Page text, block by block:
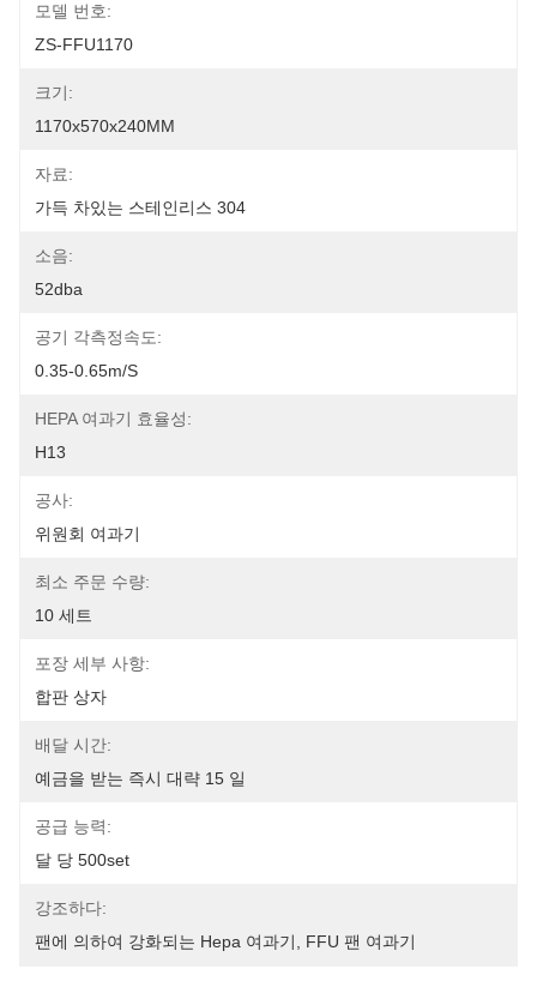
모델 번호:
ZS-FFU1170
크기:
1170x570x240MM
자료:
가득 차있는 스테인리스 304
소음:
52dba
공기 각측정속도:
0.35-0.65m/s
HEPA 여과기 효율성:
H13
공사:
위원회 여과기
최소 주문 수량:
10 세트
포장 세부 사항:
합판 상자
배달 시간:
예금을 받는 즉시 대략 15 일
공급 능력:
달 당 500set
강조하다:
팬에 의하여 강화되는 Hepa 여과기
FFU 팬 여과기